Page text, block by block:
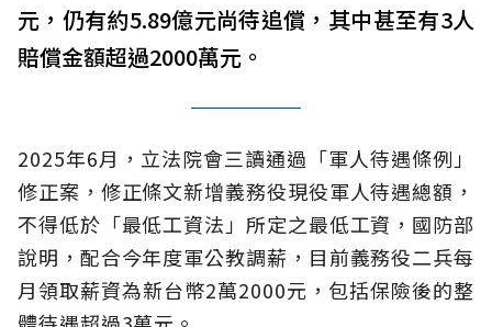
元，仍有約5.89億元尚待追償，其中甚至有3人
賠償金額超過2000萬元。
2025年6月，立法院會三讀通過「軍人待遇條例」
修正案，修正條文新增義務役現役軍人待遇總額，
不得低於「最低工資法」所定之最低工資，國防部
說明，配合今年度軍公教調薪，目前義務役二兵每
月領取薪資為新台幣2萬2000元，包括保險後的整